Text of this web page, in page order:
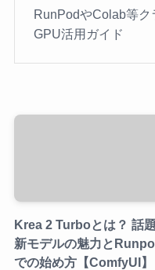
RunPodやColab等
GPU活用ガイド
Krea 2 Turboとは？ 話
新モデルの魅力と
での始め方【ComfyUI】